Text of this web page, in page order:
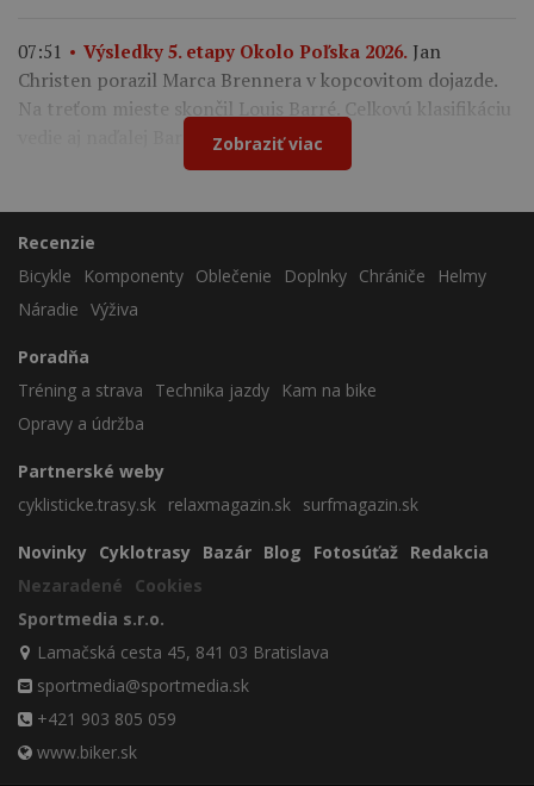
07:51 Výsledky 5. etapy Okolo Poľska 2026. Jan
Christen porazil Marca Brennera v kopcovitom dojazde.
Na treťom mieste skončil Louis Barré. Celkovú klasifikáciu
vedie aj naďalej Bart Lemmen.
Zobraziť viac
Recenzie
Bicykle
Komponenty Oblečenie Doplnky Chrániče
Helmy
Náradie Výživa
Poradňa
Tréning a strava
Technika jazdy
Kam na bike
Opravy a údržba
Partnerské weby
cyklisticke.trasy.sk relaxmagazin.sk surfmagazin.sk
Novinky Cyklotrasy Bazár Blog Fotosúťaž Redakcia
Nezaradené
Cookies
Sportmedia s.r.o.
Lamačská cesta 45, 841 03 Bratislava
sportmedia@sportmedia.sk
+421 903 805 059
www.biker.sk